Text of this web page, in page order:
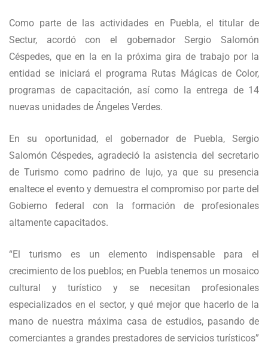
Como parte de las actividades en Puebla, el titular de
Sectur, acordó con el gobernador Sergio Salomón
Céspedes, que en la en la próxima gira de trabajo por la
entidad se iniciará el programa Rutas Mágicas de Color,
programas de capacitación, así como la entrega de 14
nuevas unidades de Ángeles Verdes.
En su oportunidad, el gobernador de Puebla, Sergio
Salomón Céspedes, agradeció la asistencia del secretario
de Turismo como padrino de lujo, ya que su presencia
enaltece el evento y demuestra el compromiso por parte del
Gobierno federal con la formación de profesionales
altamente capacitados.
“El turismo es un elemento indispensable para el
crecimiento de los pueblos; en Puebla tenemos un mosaico
cultural y turístico y se necesitan profesionales
especializados en el sector, y qué mejor que hacerlo de la
mano de nuestra máxima casa de estudios, pasando de
comerciantes a grandes prestadores de servicios turísticos”